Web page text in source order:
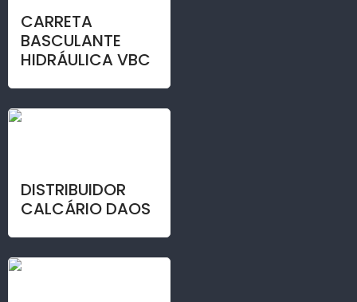
CARRETA
BASCULANTE
HIDRÁULICA VBC
DISTRIBUIDOR
CALCÁRIO DAOS